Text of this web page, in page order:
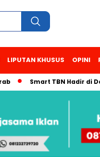
LIPUTAN KHUSUS OPINI
Smart TBN Hadir di Desa